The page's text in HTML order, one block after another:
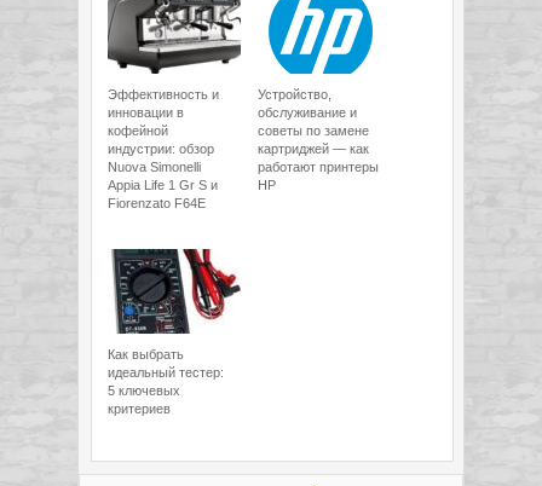
Эффективность и
инновации в
кофейной
индустрии: обзор
Nuova Simonelli
Appia Life 1 Gr S и
Fiorenzato F64E
Устройство,
обслуживание и
советы по замене
картриджей — как
работают принтеры
HP
Как выбрать
идеальный тестер:
5 ключевых
критериев